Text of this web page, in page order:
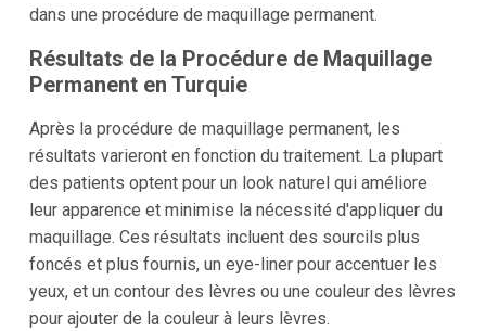
dans une procédure de maquillage permanent.
Résultats de la Procédure de Maquillage
Permanent en Turquie
Après la procédure de maquillage permanent, les
résultats varieront en fonction du traitement. La plupart
des patients optent pour un look naturel qui améliore
leur apparence et minimise la nécessité d'appliquer du
maquillage. Ces résultats incluent des sourcils plus
foncés et plus fournis, un eye-liner pour accentuer les
yeux, et un contour des lèvres ou une couleur des lèvres
pour ajouter de la couleur à leurs lèvres.